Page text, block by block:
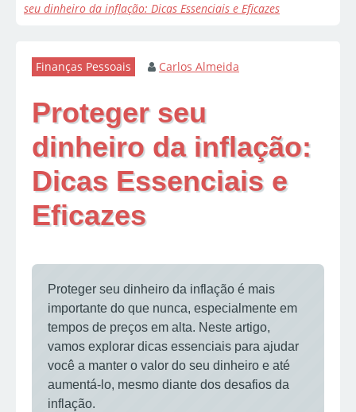
seu dinheiro da inflação: Dicas Essenciais e Eficazes
Finanças Pessoais Carlos Almeida
Proteger seu
dinheiro da inflação:
Dicas Essenciais e
Eficazes
Proteger seu dinheiro da inflação é mais
importante do que nunca, especialmente em
tempos de preços em alta. Neste artigo,
vamos explorar dicas essenciais para ajudar
você a manter o valor do seu dinheiro e até
aumentá-lo, mesmo diante dos desafios da
inflação.